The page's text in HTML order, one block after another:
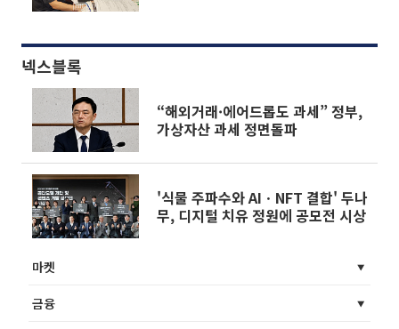
넥스블록
“해외거래·에어드롭도 과세” 정부,
가상자산 과세 정면돌파
'식물 주파수와 AIㆍNFT 결합' 두나
무, 디지털 치유 정원에 공모전 시상
마켓
금융